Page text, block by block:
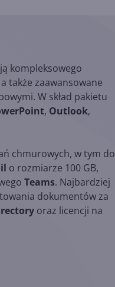
kompleksowego
także zaawansowane
W skład pakietu
, Outlook,
chmurowych, w tym do
o rozmiarze 100 GB,
Teams. Najbardziej
dokumentów za
oraz licencji na